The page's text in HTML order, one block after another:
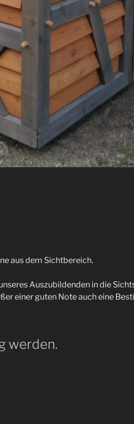
aus dem Sichtbereich.
Auszubildenden in die
einer guten Note auch eine
werden.